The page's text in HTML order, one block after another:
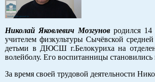
Николай Яковлевич Мозгуновродился 14
учителем физкультуры Сычёвской
детьми в ДЮСШ г.Белокуриха на
волейболу. Его воспитанницы
За время своей трудовой деятельности